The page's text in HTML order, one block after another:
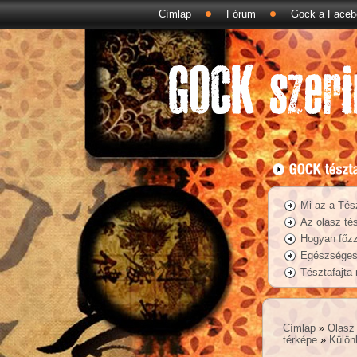
Címlap Fórum Gock a
Mi az a
Az olasz
Hogyan
Tésztafajta
Címlap »Olasz
térképe »